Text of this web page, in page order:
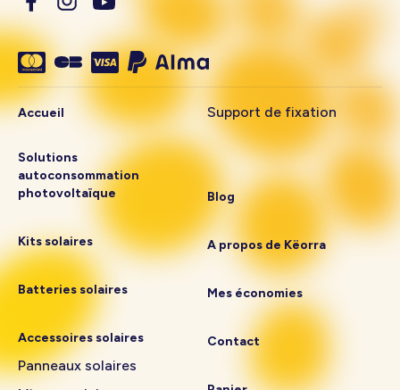
Accueil
Solutions
autoconsommation
photovoltaïque
Kits solaires
Batteries solaires
Accessoires solaires
Panneaux solaires
Support de fixation
Blog
A propos de Këorra
Mes économies
Contact